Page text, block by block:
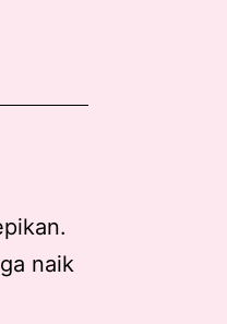
naik